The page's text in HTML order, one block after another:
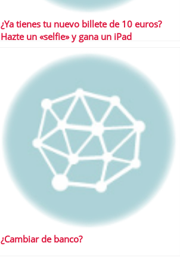
¿Ya tienes tu nuevo billete de 10 euros?
Hazte un «selfie» y gana un iPad
¿Cambiar de banco?